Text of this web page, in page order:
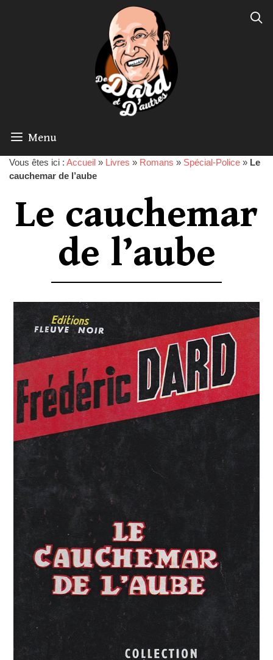
Menu
Vous êtes ici : Accueil » Livres » Romans » Spécial-Police » Le
cauchemar de l’aube
Le cauchemar
de l’aube